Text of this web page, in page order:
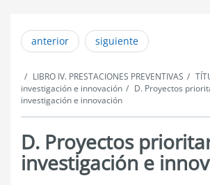
anterior siguiente
LIBRO IV. PRESTACIONES PREVENTIVAS
investigación e innovación
D. Proyectos
investigación e innovación
D. Proyectos
investigación e